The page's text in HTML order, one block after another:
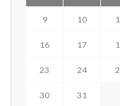
9 10
16 17
23 24
30
31